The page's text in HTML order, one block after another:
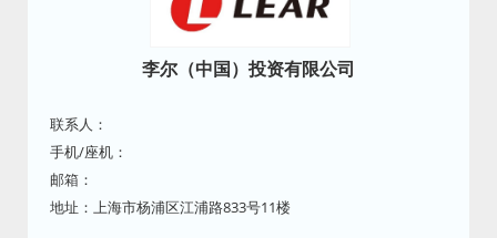
李尔（中国）投资有限公司
联系人：
手机/座机：
邮箱：
地址：上海市杨浦区江浦路833号11楼